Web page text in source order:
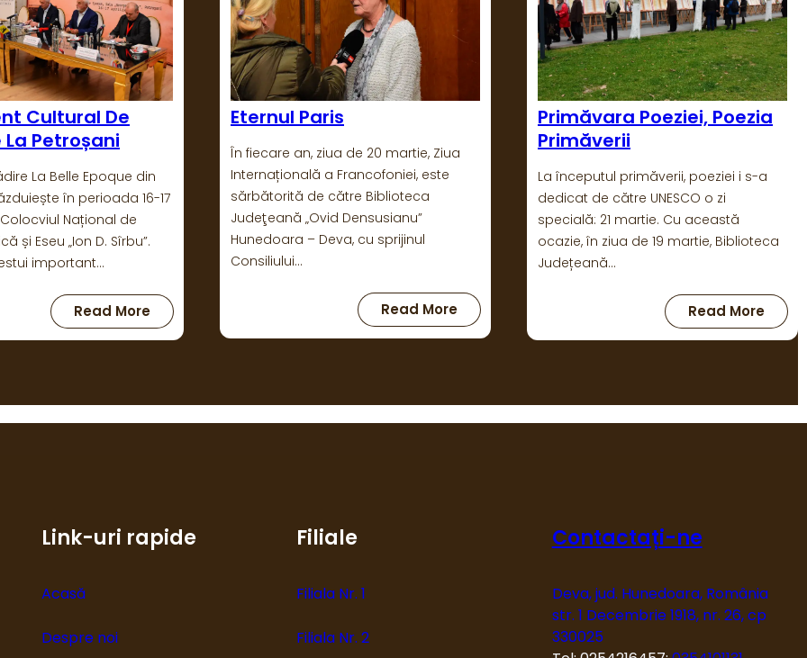
ziua de 20 martie, Ziua
a Francofoniei, este
către Biblioteca
Densusianu”
Deva, cu sprijinul
Read More:
Eternul
Primăvara Poeziei, Poezia
Primăverii
La începutul primăverii, poeziei i s-a
dedicat de către UNESCO o zi
specială: 21 martie. Cu această
ocazie, în ziua de 19 martie, Biblioteca
Județeană…
Read More:
Primăvara
Competiția Bibliotecilor
Publice Hunedorene
În fiecare an, Biblioteca Județeană
„Ovid Densusianu” Hunedoara – Deva,
cu sprijinul Consiliului Județean,
organizează festivitatea premierii
bibliotecilor care au câștigat
Link-uri rapide
Acasă
Despre noi
Filiale
Filiala Nr. 1
Filiala Nr. 2
Contactați-ne
Deva, jud. Hunedoara, România
str. 1 Decembrie 1918, nr. 26, cp
330025